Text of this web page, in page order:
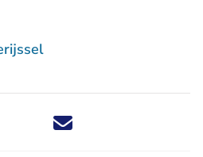
Deel dit nieuwsbericht via X -
Deel dit nieuwsbericht via
Deel dit nieuwsbericht
Deel dit